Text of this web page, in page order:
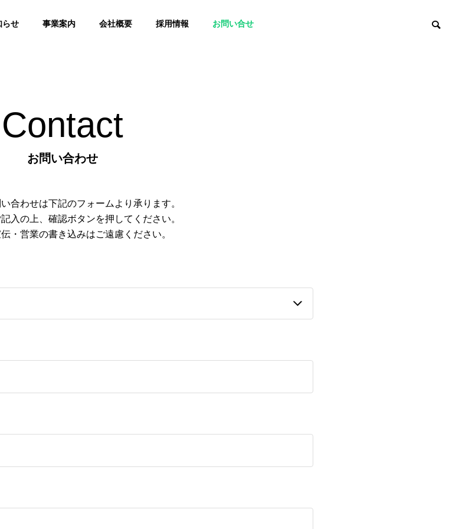
らせ 事業案内 会社概要 採用情報 お問い合せ
Contact
お問い合わせ
合わせは下記のフォームより承ります。
入の上、確認ボタンを押してください。
・営業の書き込みはご遠慮ください。